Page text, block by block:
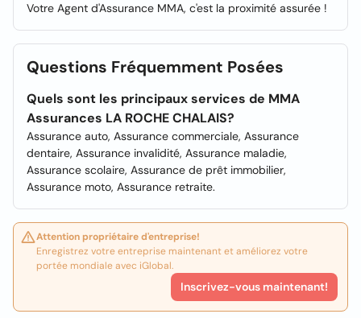
Votre Agent d'Assurance MMA, c'est la proximité assurée !
Questions Fréquemment Posées
Quels sont les principaux services de MMA
Assurances LA ROCHE CHALAIS?
Assurance auto, Assurance commerciale, Assurance
dentaire, Assurance invalidité, Assurance maladie,
Assurance scolaire, Assurance de prêt immobilier,
Assurance moto, Assurance retraite.
Attention propriétaire d'entreprise!
Enregistrez votre entreprise maintenant et améliorez votre
portée mondiale avec iGlobal.
Inscrivez-vous maintenant!